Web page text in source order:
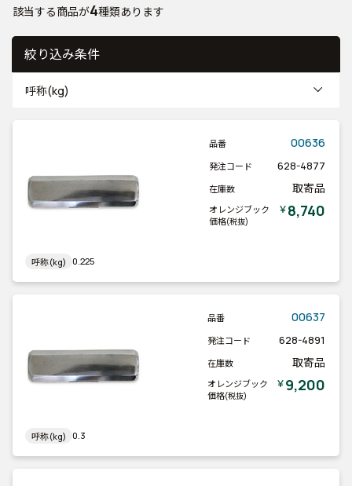
該当する商品が4種類あります
絞り込み条件
呼称(kg)
品番 00636
発注コード 628-4877
在庫数 取寄品
オレンジブック
価格(税抜)
￥8,740
呼称(kg) 0.225
品番 00637
発注コード 628-4891
在庫数 取寄品
オレンジブック
価格(税抜)
￥9,200
呼称(kg) 0.3